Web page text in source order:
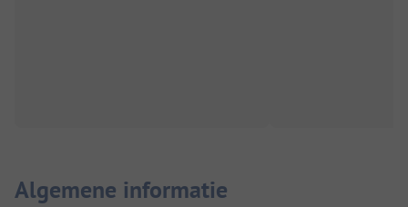
Algemene informatie